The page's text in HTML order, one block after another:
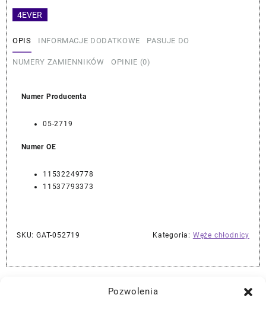
Pozwolenia
4EVERGates
11532249778
OPIS INFORMACJE DODATKOWE PASUJE DO
NUMERY ZAMIENNIKÓW OPINIE (0)
Numer Producenta
05-2719
Numer OE
11532249778
11537793373
SKU: GAT-052719 Kategoria: Węże chłodnicy
Najlepszej Jakości Części Samochodowe z Gwarancją Dożywotnią!*